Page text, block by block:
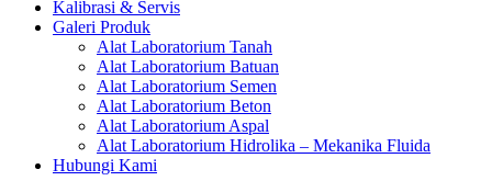
Kalibrasi & Servis
Galeri Produk
Alat Laboratorium Tanah
Alat Laboratorium Batuan
Alat Laboratorium Semen
Alat Laboratorium Beton
Alat Laboratorium Aspal
Alat Laboratorium Hidrolika – Mekanika Fluida
Hubungi Kami